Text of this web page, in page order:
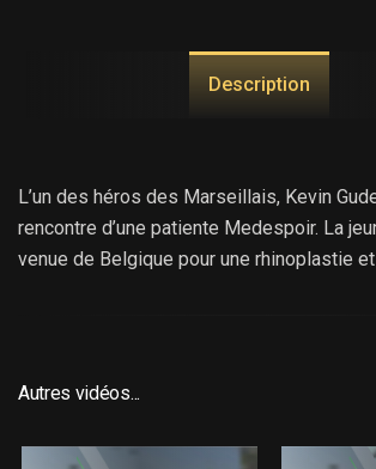
Description
L’un des héros des Marseillais, Kevin
rencontre d’une patiente Medespoir. La
venue de Belgique pour une rhinoplastie
dentaire. C’est au cabinet de la dentiste
blanchiment par photo activation.
Autres vidéos...